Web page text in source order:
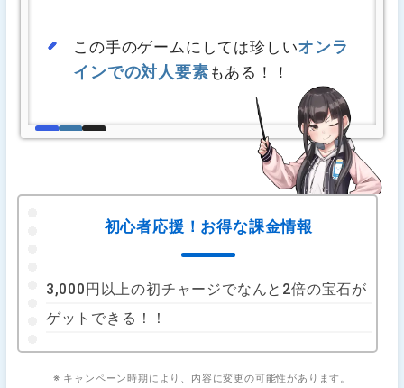
この手のゲームにしては珍しいオンラ
インでの対人要素 もある！！
初心者応援！お得な課金情報
3,000円以上の初チャージでなんと2倍の宝石が
ゲットできる！！
※ キャンペーン時期により、内容に変更の可能性があります。